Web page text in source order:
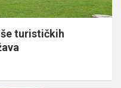
turističkih